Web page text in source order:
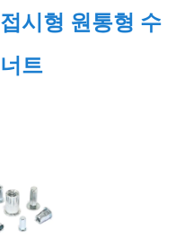
시형 원통형 수
트